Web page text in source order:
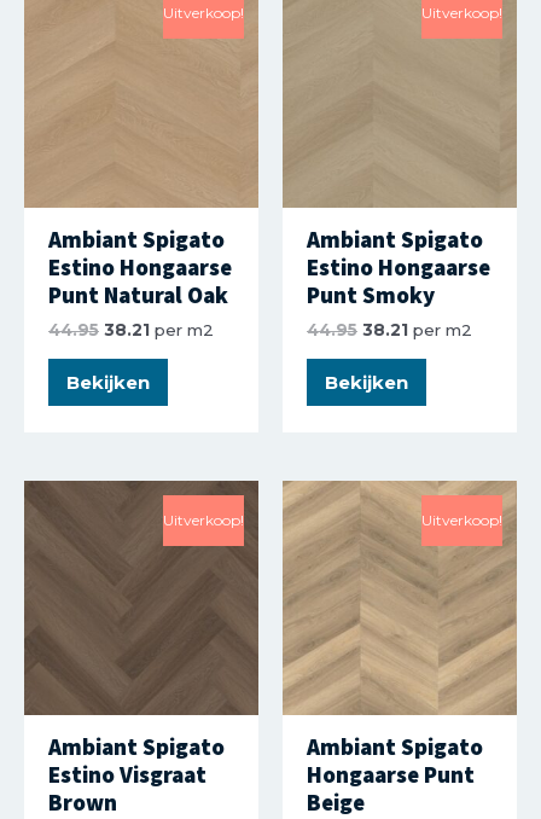
Uitverkoop!
Ambiant Spigato
Estino Hongaarse
Punt Natural Oak
44.95 38.21 per m2
Bekijken
Uitverkoop!
Ambiant Spigato
Estino Hongaarse
Punt Smoky
44.95 38.21 per m2
Bekijken
Uitverkoop!
Ambiant Spigato
Estino Visgraat
Brown
Uitverkoop!
Ambiant Spigato
Hongaarse Punt
Beige